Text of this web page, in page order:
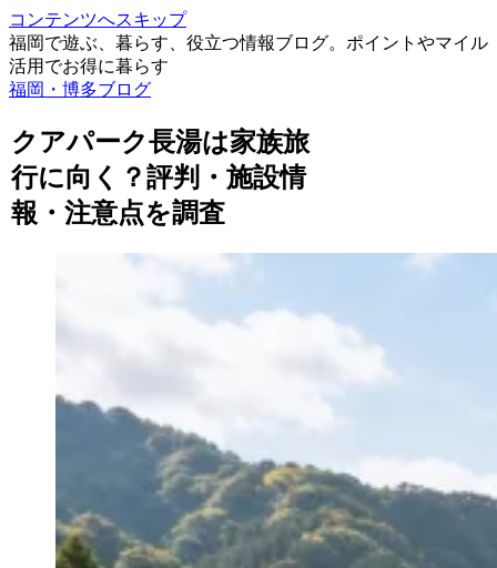
コンテンツへスキップ
福岡で遊ぶ、暮らす、役立つ情報ブログ。ポイントやマイル
活用でお得に暮らす
福岡・博多ブログ
クアパーク長湯は家族旅
行に向く？評判・施設情
報・注意点を調査